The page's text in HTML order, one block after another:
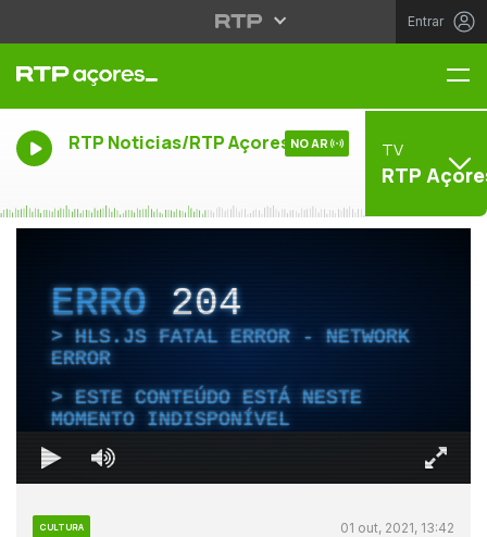
Entrar
RTP Noticias/RTP Açores NO AR TV
RTP
ERRO204
HLS.JS FATAL ERROR - NETWORK
ERROR
ESTE CONTEÚDO ESTÁ NESTE
MOMENTO INDISPONÍVEL
CULTURA 01 out, 2021, 13:42